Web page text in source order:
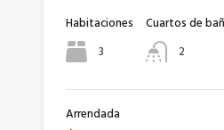
Habitaciones
3
Cuartos de
2
Arrendada